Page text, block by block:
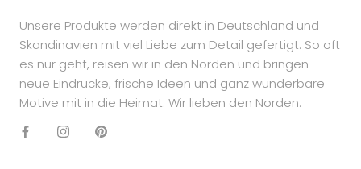
Unsere Produkte werden direkt in Deutschland und
Skandinavien mit viel Liebe zum Detail gefertigt. So oft
es nur geht, reisen wir in den Norden und bringen
neue Eindrücke, frische Ideen und ganz wunderbare
Motive mit in die Heimat. Wir lieben den Norden.